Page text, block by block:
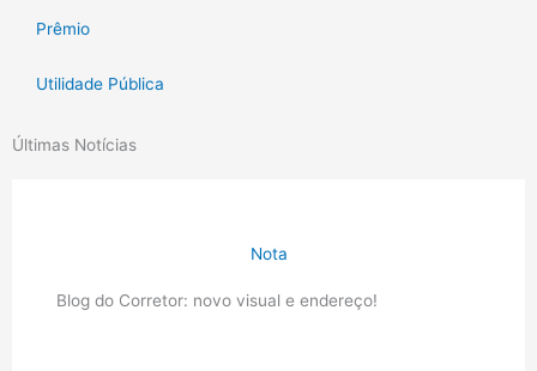
Prêmio
Utilidade Pública
Últimas Notícias
Nota
Blog do Corretor: novo visual e endereço!